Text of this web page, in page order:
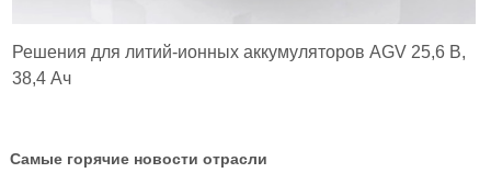
Решения для литий-ионных аккумуляторов AGV 25,6 В,
38,4 Ач
Самые горячие новости отрасли